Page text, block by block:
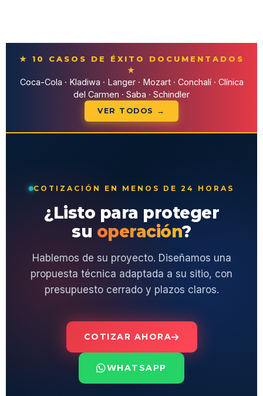
★ 10 CASOS DE ÉXITO DOCUMENTADOS
★
Coca-Cola · Kladiwa · Langer · Mozart · Conchalí · Clínica
del Carmen · Saba · Schindler
VER TODOS →
COTIZACIÓN EN MENOS DE 24 HORAS
¿Listo para proteger
su operación?
Hablemos de su proyecto. Diseñamos una
propuesta técnica adaptada a su sitio, con
presupuesto cerrado y plazos claros.
COTIZAR AHORA
WHATSAPP